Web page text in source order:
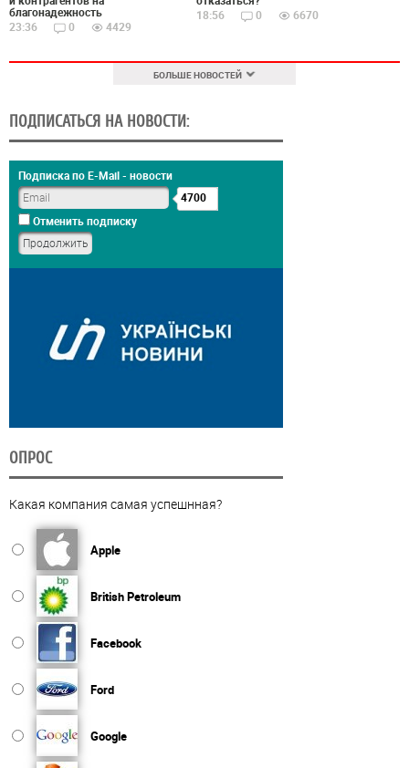
благонадежность
23:36
0 4429
18:56
0 6670
БОЛЬШЕ НОВОСТЕЙ
ПОДПИСАТЬСЯ НА НОВОСТИ:
Подписка по E-Mail - новости
4700
Отменить подписку
ОПРОС
Какая компания самая успешнная?
Apple
British Petroleum
Facebook
Ford
Google